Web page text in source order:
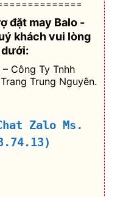
đặt may Balo -
khách vui lòng
Công Ty Tnhh
Trung Nguyên.
Zalo Ms.